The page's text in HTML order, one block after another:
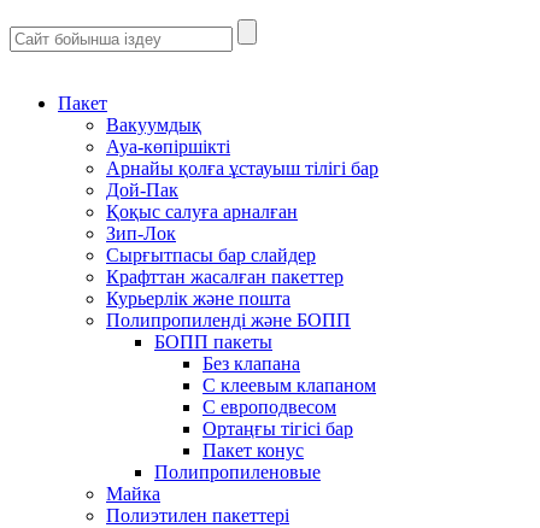
Пакет
Вакуумдық
Ауа-көпіршікті
Арнайы қолға ұстауыш тілігі бар
Дой-Пак
Қоқыс салуға арналған
Зип-Лок
Сырғытпасы бар слайдер
Крафттан жасалған пакеттер
Курьерлік және пошта
Полипропиленді және БОПП
БОПП пакеты
Без клапана
С клеевым клапаном
С европодвесом
Ортаңғы тігісі бар
Пакет конус
Полипропиленовые
Майка
Полиэтилен пакеттері